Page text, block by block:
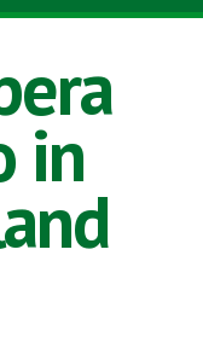
in